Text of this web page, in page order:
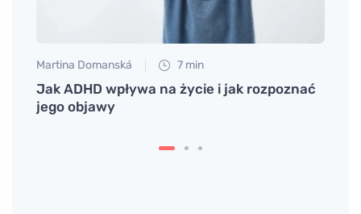
Martina Domanská 7 min
Jak ADHD wpływa na życie i jak rozpoznać
jego objawy